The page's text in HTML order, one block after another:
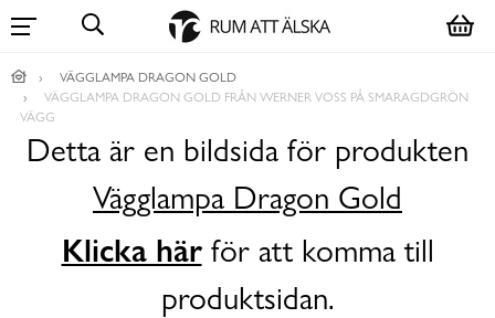
VÄGGLAMPA DRAGON GOLD
VÄGGLAMPA DRAGON GOLD FRÅN WERNER VOSS PÅ SMARAGDGRÖN
VÄGG
Detta är en bildsida för produkten
Vägglampa Dragon Gold
Klicka härför att komma till
produktsidan.